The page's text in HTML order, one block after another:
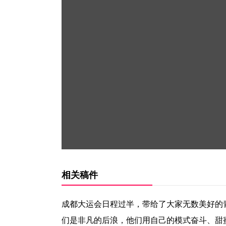
相关稿件
成都大运会日程过半，带给了大家无数美好
们是非凡的后浪，他们用自己的模式奋斗、